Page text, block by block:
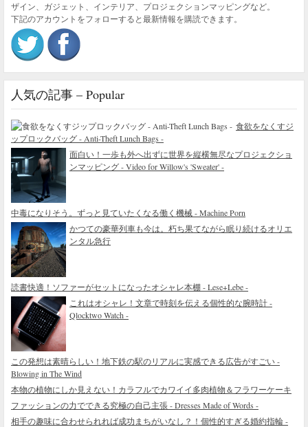
ザイン、ガジェット、インテリア、プロジェクションマッピングなど。
下記のアカウントをフォローすると最新情報を購読できます。
人気の記事 – Popular
食欲をなくすジ
ップロックバッグ - Anti-Theft Lunch Bags -
面白い！一歩も外へ出ずに世界を縦横無尽なプロジェクショ
ンマッピング - Video for Willow's 'Sweater' -
中毒になりそう。ずっと見ていたくなる働く機械 - Machine Porn
かつての豪華列車も今は。朽ち果てながら眠り続けるオリエ
ンタル急行
読書快適！ソファーがセットになったオシャレ本棚 - Lese+Lebe -
これはオシャレ！文章で時刻を伝える個性的な腕時計 -
Qlocktwo Watch -
この発想は素晴らしい！地下鉄の駅のリアルに実感できる広告がすごい -
Blowing in The Wind
本物の植物にしか見えない！カラフルでカワイイ多肉植物＆フラワーケーキ
ファッションの力でできる究極の自己主張 - Dresses Made of Words -
相手の趣味に合わせられれば成功まちがいなし？！個性的すぎる婚約指輪 -